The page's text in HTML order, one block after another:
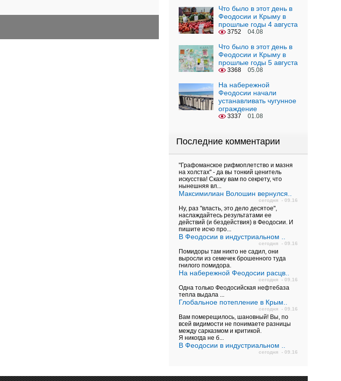
Что было в этот день в
Феодосии и Крыму в
прошлые годы 4 августа
3752 04.08
Что было в этот день в
Феодосии и Крыму в
прошлые годы 5 августа
3368 05.08
На набережной
Феодосии начали
устанавливать чугунное
ограждение
3337 01.08
Последние комментарии
"Графоманское рифмоплетство и мазня
на холстах" - да вы тонкий ценитель
искусства! Скажу вам по секрету, что
нынешняя вл...
Максимилиан Волошин вернулся..
сегодня - 09.16
Ну, раз "власть, это дело десятое",
наслаждайтесь результатами ее
действий (и бездействия) в Феодосии. И
пишите исчо про...
В Феодосии в индустриальном ..
сегодня - 09.16
Помидоры там никто не садил, они
выросли из семечек брошенного туда
гнилого помидора.
На набережной Феодосии расцв..
сегодня - 09.16
Одна только Феодосийская нефтебаза
тепла выдала ...
Глобальное потепление в Крым..
сегодня - 09.16
Вам померещилось, шановный! Вы, по
всей видимости не понимаете разницы
между сарказмом и критикой.
Я никогда не б...
В Феодосии в индустриальном ..
сегодня - 09.16